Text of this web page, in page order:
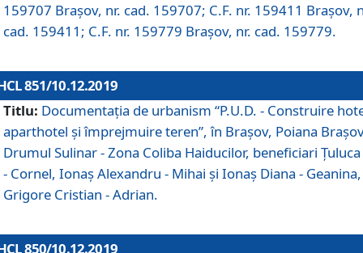
159707 Brașov, nr. cad. 159707; C.F. nr. 159411 Brașov,
cad. 159411; C.F. nr. 159779 Brașov, nr. cad. 159779.
851/10.12.2019
Titlu: Documentaţia de urbanism “P.U.D. - Construire
aparthotel şi împrejmuire teren”, în Braşov, Poiana
Drumul Sulinar - Zona Coliba Haiducilor, beneficiari
- Cornel, Ionaş Alexandru - Mihai şi Ionaş Diana - Geanina,
Grigore Cristian - Adrian.
850/10.12.2019